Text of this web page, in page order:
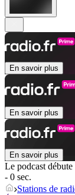
En savoir plus
En savoir plus
En savoir plus
Le podcast débute
- 0 sec.
Stations de